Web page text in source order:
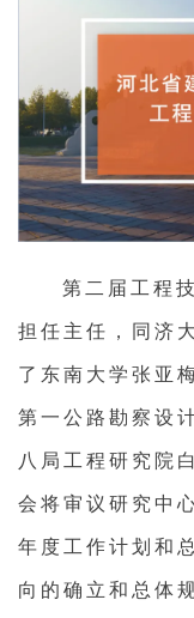
第二届工程
担任主任，同济
了东南大学张亚
第一公路勘察设
八局工程研究院
会将审议研究中
年度工作计划和
向的确立和总体